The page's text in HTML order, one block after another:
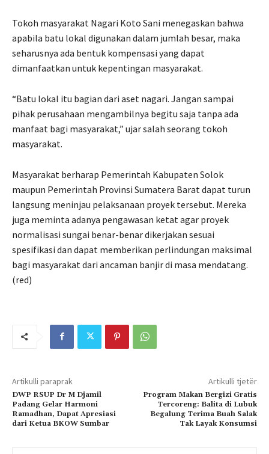
Tokoh masyarakat Nagari Koto Sani menegaskan bahwa
apabila batu lokal digunakan dalam jumlah besar, maka
seharusnya ada bentuk kompensasi yang dapat
dimanfaatkan untuk kepentingan masyarakat.
“Batu lokal itu bagian dari aset nagari. Jangan sampai
pihak perusahaan mengambilnya begitu saja tanpa ada
manfaat bagi masyarakat,” ujar salah seorang tokoh
masyarakat.
Masyarakat berharap Pemerintah Kabupaten Solok
maupun Pemerintah Provinsi Sumatera Barat dapat turun
langsung meninjau pelaksanaan proyek tersebut. Mereka
juga meminta adanya pengawasan ketat agar proyek
normalisasi sungai benar-benar dikerjakan sesuai
spesifikasi dan dapat memberikan perlindungan maksimal
bagi masyarakat dari ancaman banjir di masa mendatang.
(red)
Artikulli paraprak
DWP RSUP Dr M Djamil
Padang Gelar Harmoni
Ramadhan, Dapat Apresiasi
dari Ketua BKOW Sumbar
Artikulli tjetër
Program Makan Bergizi Gratis
Tercoreng: Balita di Lubuk
Begalung Terima Buah Salak
Tak Layak Konsumsi